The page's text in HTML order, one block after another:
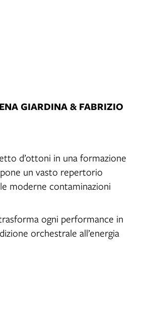
GIARDINA & FABRIZIO
d’ottoni in una formazione
un vasto repertorio
moderne contaminazioni
ogni performance in
orchestrale all’energia